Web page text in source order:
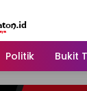
Politik Bukit